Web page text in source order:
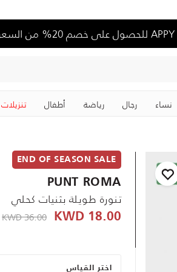
نساء رجال رياضة ‏أطفال تنزيلات
END OF SEASON SALE
PUNT ROMA
تنورة طويلة بثنيات كحلي
18.00 KWD
from
36.00 KWD
اختر القياس